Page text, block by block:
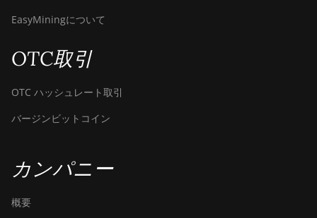
EasyMiningについて
OTC取引
OTC ハッシュレート取引
バージンビットコイン
カンパニー
概要